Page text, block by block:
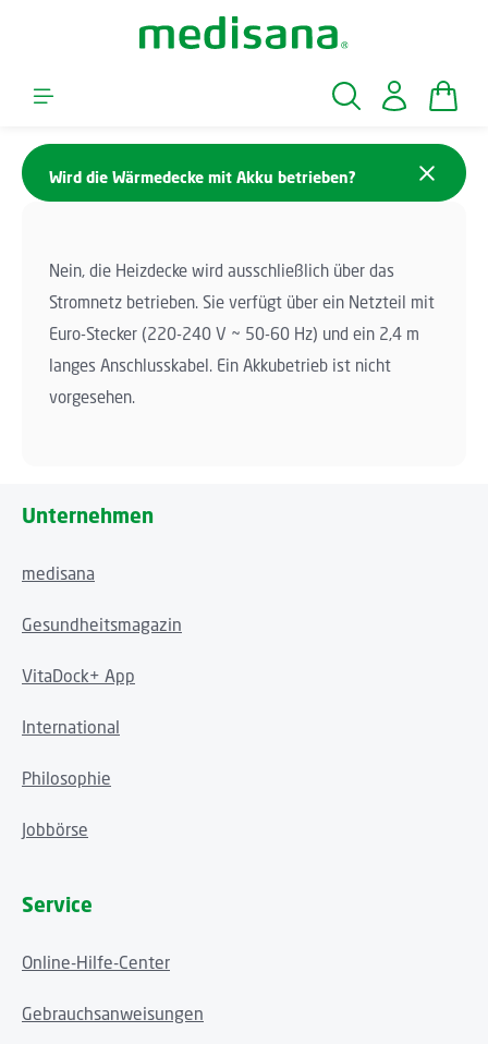
Zum Hauptinhalt springen
Wird die Wärmedecke mit Akku betrieben?
Nein, die Heizdecke wird ausschließlich über das
Stromnetz betrieben. Sie verfügt über ein Netzteil mit
Euro-Stecker (220-240 V ~ 50-60 Hz) und ein 2,4 m
langes Anschlusskabel. Ein Akkubetrieb ist nicht
vorgesehen.
Unternehmen
medisana
Gesundheitsmagazin
VitaDock+ App
International
Philosophie
Jobbörse
Service
Online-Hilfe-Center
Gebrauchsanweisungen